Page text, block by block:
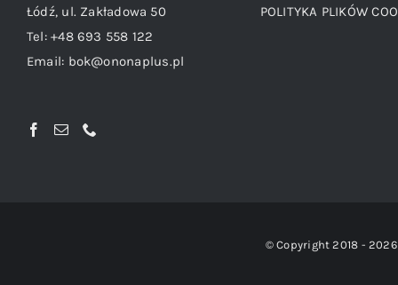
Łódź, ul. Zakładowa 50
Tel:+48 693 558 122
Email: bok@ononaplus.pl
POLITYKA PLIKÓW
© Copyright 2018 -